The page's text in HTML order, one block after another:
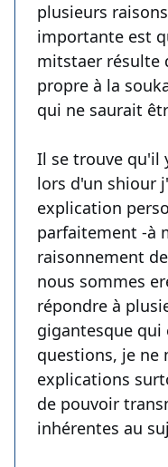
plusieurs
importante est
mitstaer résulte
propre à la
qui ne saurait
Il se trouve qu'il
lors d'un shiour
explication
parfaitement -à
raisonnement
nous sommes
répondre à
gigantesque
questions, je ne
explications
de pouvoir
inhérentes au